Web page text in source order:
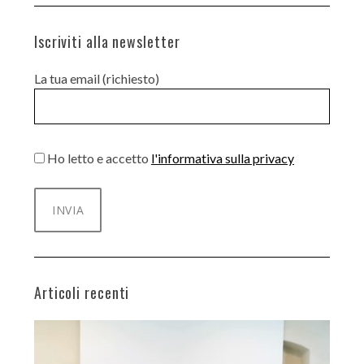
Iscriviti alla newsletter
La tua email (richiesto)
Ho letto e accetto l'informativa sulla privacy
Articoli recenti